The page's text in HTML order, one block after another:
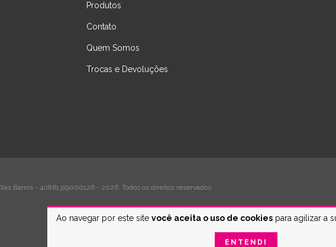
Ao navegar por este site você aceita o uso de cookies para agilizar a
ENTENDI
Produtos
Contato
Quem Somos
Trocas e Devoluções
Barros - 40861319000126 - 2026. Todos os direitos reservados.